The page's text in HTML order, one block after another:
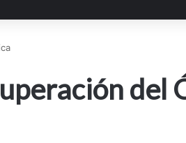
del